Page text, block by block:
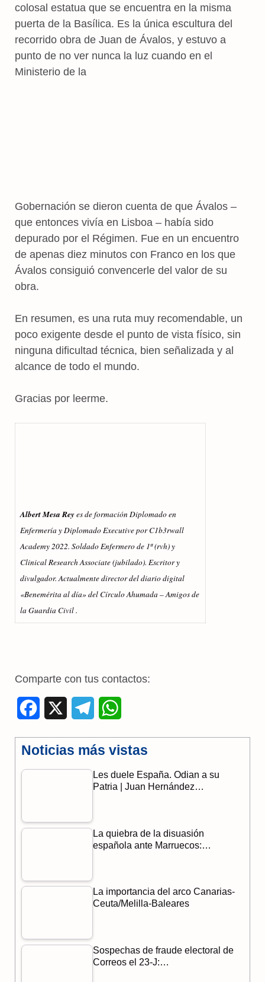
colosal estatua que se encuentra en la misma
puerta de la Basílica. Es la única escultura del
recorrido obra de Juan de Ávalos, y estuvo a
punto de no ver nunca la luz cuando en el
Ministerio de la
Gobernación se dieron cuenta de que Ávalos –
que entonces vivía en Lisboa – había sido
depurado por el Régimen. Fue en un encuentro
de apenas diez minutos con Franco en los que
Ávalos consiguió convencerle del valor de su
obra.
En resumen, es una ruta muy recomendable, un
poco exigente desde el punto de vista físico, sin
ninguna dificultad técnica, bien señalizada y al
alcance de todo el mundo.
Gracias por leerme.
Albert Mesa Rey es de formación Diplomado en
Enfermería y Diplomado Executive por C1b3rwall
Academy 2022. Soldado Enfermero de 1ª (rvh) y
Clinical Research Associate (jubilado). Escritor y
divulgador. Actualmente director del diario digital
«Benemérita al día» del Círculo Ahumada – Amigos de
la Guardia Civil .
Comparte con tus contactos:
c
o
l
e
a
a
t
p
Noticias más vistas
Les duele España. Odian a su
Patria | Juan Hernández…
La quiebra de la disuasión
española ante Marruecos:…
La importancia del arco Canarias-
Ceuta/Melilla-Baleares
Sospechas de fraude electoral de
Correos el 23-J:…